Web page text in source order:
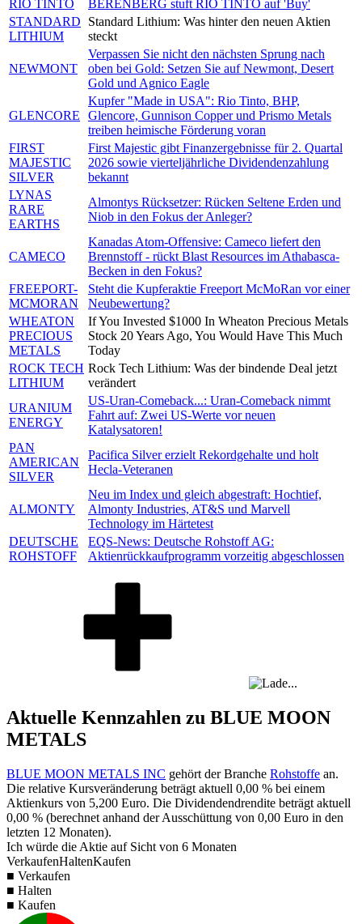
RIO TINTO
BERENBERG stuft RIO TINTO auf 'Buy'
STANDARD
LITHIUM
Standard Lithium: Was hinter den neuen Aktien
steckt
NEWMONT
Verpassen Sie nicht den nächsten Sprung nach
oben bei Gold: Setzen Sie auf Newmont, Desert
Gold und Agnico Eagle
GLENCORE
Kupfer "Made in USA": Rio Tinto, BHP,
Glencore, Gunnison Copper und Prismo Metals
treiben heimische Förderung voran
FIRST
MAJESTIC
SILVER
First Majestic gibt Finanzergebnisse für 2. Quartal
2026 sowie vierteljährliche Dividendenzahlung
bekannt
LYNAS
RARE
EARTHS
Almontys Rücksetzer: Rücken Seltene Erden und
Niob in den Fokus der Anleger?
CAMECO
Kanadas Atom-Offensive: Cameco liefert den
Brennstoff - rückt Blast Resources im Athabasca-
Becken in den Fokus?
FREEPORT-
MCMORAN
Steht die Kupferaktie Freeport McMoRan vor einer
Neubewertung?
WHEATON
PRECIOUS
METALS
If You Invested $1000 In Wheaton Precious Metals
Stock 20 Years Ago, You Would Have This Much
Today
ROCK TECH
LITHIUM
Rock Tech Lithium: Was der bindende Deal jetzt
verändert
URANIUM
ENERGY
US-Uran-Comeback...: Uran-Comeback nimmt
Fahrt auf: Zwei US-Werte vor neuen
Katalysatoren!
PAN
AMERICAN
SILVER
Pacifica Silver erzielt Rekordgehalte und holt
Hecla-Veteranen
ALMONTY
Neu im Index und gleich abgestraft: Hochtief,
Almonty Industries, AT&S und Marvell
Technology im Härtetest
DEUTSCHE
ROHSTOFF
EQS-News: Deutsche Rohstoff AG:
Aktienrückkaufprogramm vorzeitig abgeschlossen
Aktuelle Kennzahlen zu BLUE MOON
METALS
BLUE MOON METALS INC gehört der Branche Rohstoffe an.
Die relative Kursveränderung beträgt aktuell 0,00 % bei einem
Aktienkurs von 5,200 Euro. Die Dividendendrendite beträgt aktuell
0,00 % (berechnet anhand der Ausschüttung von 0,00 Euro in den
letzten 12 Monaten).
Ich würde die Aktie auf Sicht von 6 Monaten
VerkaufenHaltenKaufen
■ Verkaufen
■ Halten
■ Kaufen